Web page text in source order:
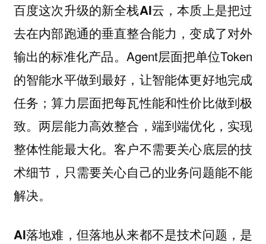
百度这次升级的新全栈AI云，本质上是把过
去在内部跑通的垂直整合能力，变成了对外
输出的标准化产品。Agent层面把单位Token
的智能水平做到最好，让智能体更好地完成
任务；算力层面把每瓦性能和性价比做到极
致。两层能力高效整合，端到端优化，实现
整体性能最大化。客户不需要关心底层的技
术细节，只需要关心自己的业务问题能不能
解决。
AI落地难，但落地从来都不是技术问题，是